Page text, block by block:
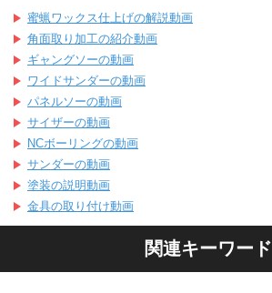
蜜蝋ワックス仕上げの解説動画
角面取り加工の紹介動画
ギャングソーの動画
ワイドサンダーの動画
パネルソーの動画
サイザーの動画
NCボーリングの動画
サンダーの動画
塗装の説明動画
金具の取り付け動画
関連キーワード